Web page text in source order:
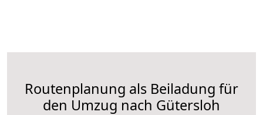
Routenplanung als Beiladung für
den Umzug nach Gütersloh